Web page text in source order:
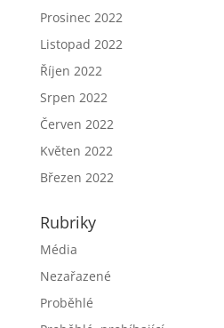
Prosinec 2022
Listopad 2022
Říjen 2022
Srpen 2022
Červen 2022
Květen 2022
Březen 2022
Rubriky
Média
Nezařazené
Proběhlé